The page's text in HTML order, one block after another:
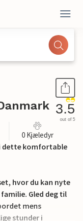
3.5
out of 5
0 Kjæledyr
dette komfortable
hvor du kan nyte
Gled deg til
mens
stunder i